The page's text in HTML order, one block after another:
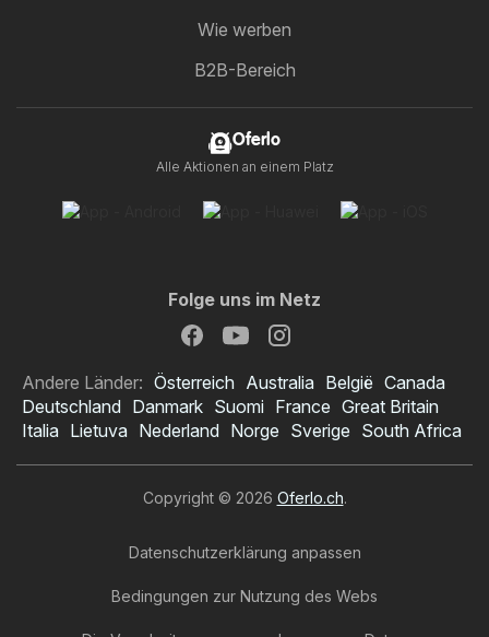
Wie werben
B2B-Bereich
Oferlo
Alle Aktionen an einem Platz
Folge uns im Netz
Andere Länder: Österreich Australia België Canada
Deutschland Danmark Suomi France Great Britain
Italia Lietuva Nederland Norge Sverige South Africa
Copyright © 2026 Oferlo.ch.
Datenschutzerklärung anpassen
Bedingungen zur Nutzung des Webs